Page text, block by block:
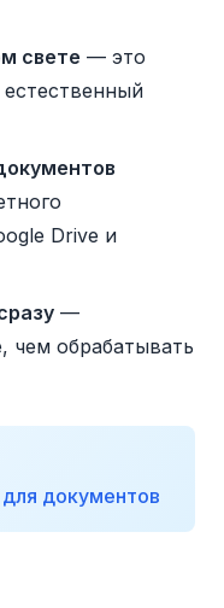
свете — это
Drive и
—
чем обрабатывать
документов